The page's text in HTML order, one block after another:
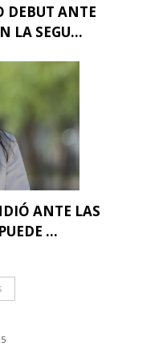
DEBUT ANTE
LA SEGU...
ANTE LAS
...